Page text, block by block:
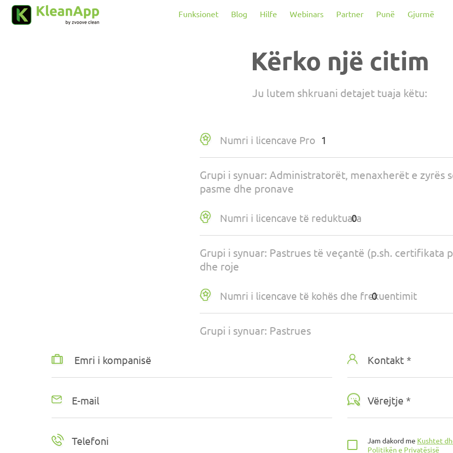
Kalo te përmbajtja kryesore
Funksionet
Blog Hilfe Webinars Partner Punë Gjurmë
Kërko një citim
Ju lutem shkruani detajet tuaja këtu:
Numri i licencave Pro
Grupi i synuar: Administratorët, menaxherët e zyrës
pasme dhe pronave
Numri i licencave të reduktuara
Grupi i synuar: Pastrues të veçantë (p.sh. certifikata
dhe roje
Numri i licencave të kohës dhe frekuentimit
Grupi i synuar: Pastrues
Kontakt *
Vërejtje *
Jam dakord me Kushtet
Politikën e Privatësisë